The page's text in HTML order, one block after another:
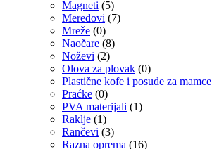
Magneti (5)
Meredovi (7)
Mreže (0)
Naočare (8)
Noževi (2)
Olova za plovak (0)
Plastične kofe i posude za mamce
Praćke (0)
PVA materijali (1)
Raklje (1)
Rančevi (3)
Razna oprema (16)